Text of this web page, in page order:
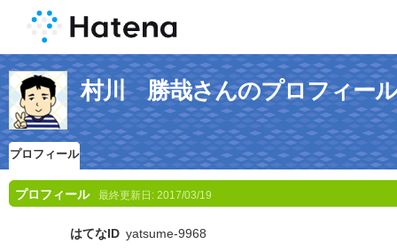
村川 勝哉さんのプロフィール
プロフィール
プロフィール 最終更新日: 2017/03/19
はてなID yatsume-9968